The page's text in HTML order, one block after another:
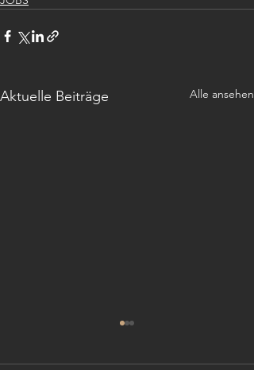
Aktuelle Beiträge Alle ansehen